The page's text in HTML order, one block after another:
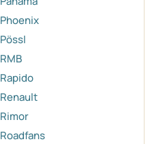
Phoenix
Pössl
RMB
Rapido
Renault
Rimor
Roadfans